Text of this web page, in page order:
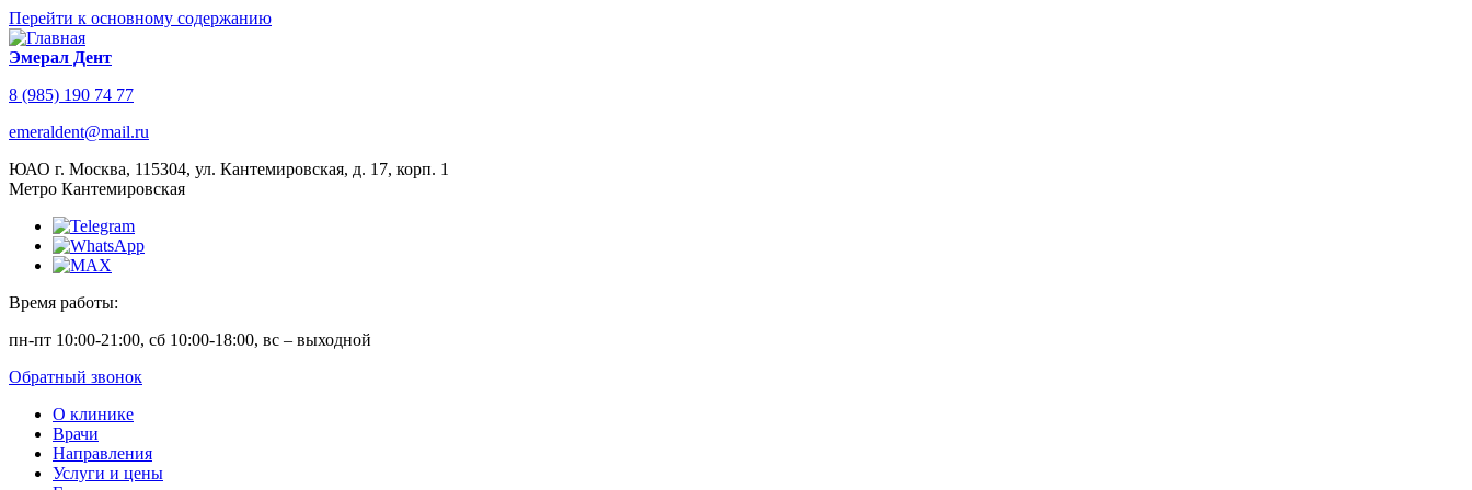
Перейти к основному содержанию
Эмерал Дент
8 (985) 190 74 77
emeraldent@mail.ru
ЮАО г. Москва, 115304, ул. Кантемировская, д. 17, корп. 1
Метро Кантемировская
Время работы:
пн-пт 10:00-21:00, сб 10:00-18:00, вс – выходной
Обратный звонок
О клинике
Врачи
Направления
Услуги и цены